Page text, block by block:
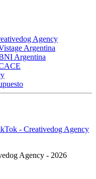
Agency - 2026